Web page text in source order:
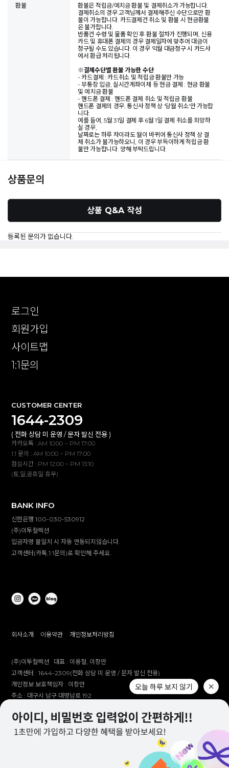
환불
환불은 적립금/예치금 환불 및 결제취소가 가능합니다.
결제취소의 경우 고객님께서 결제해주신 수단으로만 환
불이 가능합니다. 카드결제건 취소 및 환불 시 현금환불
은 불가합니다.
반품건 수령 및 물품 확인 후 환불 절차가 진행되며, 신용
카드 및 휴대폰 결제의 경우 결제일자에 맞추어 대금이
청구될 수도 있습니다. 이 경우 익월 대금청구 시 카드사
에서 환급 처리됩니다.
※결제수단별 환불 가능한 수단
- 카드결제 : 카드취소 및 적립금 환불만 가능
- 무통장 입금, 실시간계좌이체 등 현금 결제 : 현금 환불
및 예치금 환불
- 핸드폰 결제 : 핸드폰 결제 취소 및 적립금 환불
핸드폰 결제의 경우, 통신사 정책 상 '당월 취소'만 가능합
니다.
예를 들어, 5월 31일 결제 후 6월 1일 결제 취소를 희망하
실 경우,
날짜로는 하루 차이라도 월이 바뀌어 통신사 정책 상 결
제 취소가 불가능하오니, 이 경우 부득이하게 적립금 환
불만 가능합니다. 양해 부탁드립니다.
상품문의
상품 Q&A 작성
등록된 문의가 없습니다.
로그인
회원가입
사이트맵
1:1문의
CUSTOMER CENTER
1644-2309
( 전화 상담 미 운영 / 문자 발신 전용 )
카카오톡 : AM 10:00 ~ PM 17:00
1:1 문의 : AM 10:00 ~ PM 17:00
점심시간 : PM 12:00 ~ PM 13:10
(토,일,공휴일 휴무)
BANK INFO
신한은행 100-030-530912
(주)이투컬렉션
입금자명 불일치 시 자동 연동되지않습니다.
고객센터(카톡,1:1문의)로 확인해 주세요.
회사소개 이용약관 개인정보처리방침
(주)이투컬렉션 대표 : 이용철, 이창만
고객센터 :1644-2309(전화 상담 미 운영 / 문자 발신 전용)
개인정보 보호책임자 : 이창만
주소 : 대구시 남구 대명남로 192
통신판매업 신고번호 :제 2012-대구남구-0241호
제안 문의 : e2co@dailylike.co.kr